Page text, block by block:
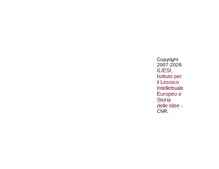
Copyright
2007-2026
ILIESI,
Istituto per
il Lessico
Intellettuale
Europeo e
Storia
delle Idee -
CNR.